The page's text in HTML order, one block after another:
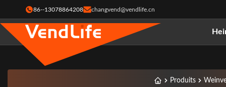
86--13078864208 changvend@vendlife.cn
Produits